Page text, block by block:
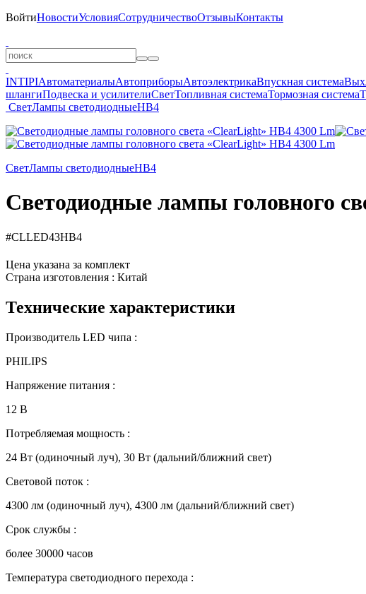
ВойтиНовостиУсловияСотрудничествоОтзывыКонтакты
INTIPIАвтоматериалыАвтоприборыАвтоэлектрикаВпускная система
шлангиПодвеска и усилителиСветТопливная системаТормозная система
СветЛампы светодиодныеHB4
СветЛампы светодиодныеHB4
Светодиодные лампы головного
#CLLED43HB4
Цена указана за комплект
Страна изготовления : Китай
Технические характеристики
Производитель LED чипа :
PHILIPS
Напряжение питания :
12 В
Потребляемая мощность :
24 Вт (одиночный луч), 30 Вт (дальний/ближний свет)
Световой поток :
4300 лм (одиночный луч), 4300 лм (дальний/ближний свет)
Срок службы :
более 30000 часов
Температура светодиодного перехода :